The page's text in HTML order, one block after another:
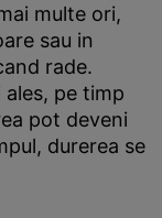
multe ori,
sau in
rade.
ales, pe timp
pot deveni
durerea se